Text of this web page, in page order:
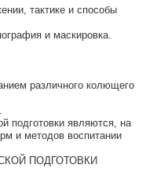
тактике и способы
и маскировка.
различного колющего
подготовки являются, на
и методов воспитании
ПОДГОТОВКИ